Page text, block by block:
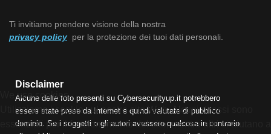
Ti invitiamo prendere visione della nostra
privacy policy per la protezione dei tuoi dati personali.
Disclaimer
Alcune delle foto presenti su Cybersecurityup.it potrebbero
essere state prese da Internet e quindi valutate di pubblico
dominio. Se i soggetti o gli autori avessero qualcosa in contrario
We use cookies
Utilizziamo i cookie sul nostro sito Web. Alcuni di essi sono
essenziali per il funzionamento del sito, mentre altri ci aiutano a